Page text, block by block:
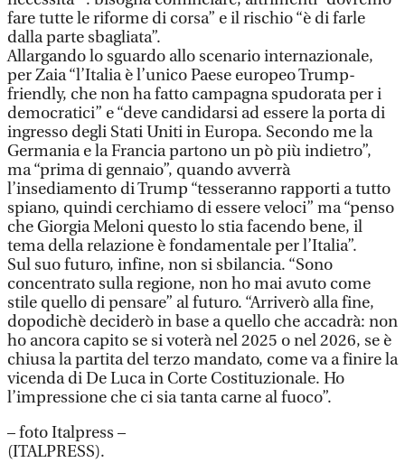
fare tutte le riforme di corsa” e il rischio “è di farle
dalla parte sbagliata”.
Allargando lo sguardo allo scenario internazionale,
per Zaia “l’Italia è l’unico Paese europeo Trump-
friendly, che non ha fatto campagna spudorata per i
democratici” e “deve candidarsi ad essere la porta di
ingresso degli Stati Uniti in Europa. Secondo me la
Germania e la Francia partono un pò più indietro”,
ma “prima di gennaio”, quando avverrà
l’insediamento di Trump “tesseranno rapporti a tutto
spiano, quindi cerchiamo di essere veloci” ma “penso
che Giorgia Meloni questo lo stia facendo bene, il
tema della relazione è fondamentale per l’Italia”.
Sul suo futuro, infine, non si sbilancia. “Sono
concentrato sulla regione, non ho mai avuto come
stile quello di pensare” al futuro. “Arriverò alla fine,
dopodichè deciderò in base a quello che accadrà: non
ho ancora capito se si voterà nel 2025 o nel 2026, se è
chiusa la partita del terzo mandato, come va a finire la
vicenda di De Luca in Corte Costituzionale. Ho
l’impressione che ci sia tanta carne al fuoco”.
– foto Italpress –
(ITALPRESS).